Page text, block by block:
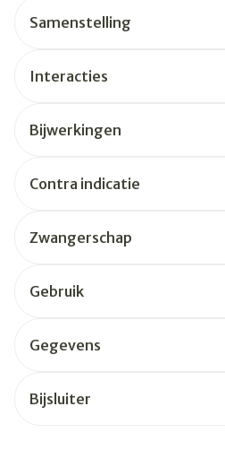
Samenstelling
Interacties
Bijwerkingen
Contra indicatie
Zwangerschap
Gebruik
Gegevens
Bijsluiter